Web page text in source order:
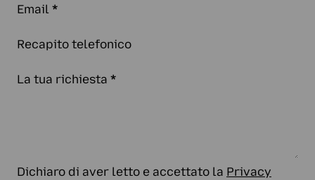
Email *
Recapito telefonico
La tua richiesta *
Dichiaro di aver letto e accettato la Privacy